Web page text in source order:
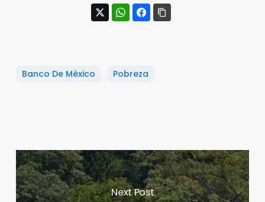
Banco De México Pobreza
Next Post